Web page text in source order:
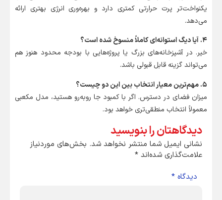
یکنواخت‌تر پرت حرارتی کمتری دارد و بهره‌وری انرژی بهتری ارائه
می‌دهد.
۴. آیا دیگ استوانه‌ای کاملاً منسوخ شده است؟
خیر. در آشپزخانه‌های بزرگ یا پروژه‌هایی با بودجه محدود هنوز هم
می‌تواند گزینه قابل قبولی باشد.
۵. مهم‌ترین معیار انتخاب بین این دو چیست؟
میزان فضای در دسترس. اگر با کمبود جا روبه‌رو هستید، مدل مکعبی
معمولاً انتخاب منطقی‌تری خواهد بود.
دیدگاهتان را بنویسید
نشانی ایمیل شما منتشر نخواهد شد. بخش‌های موردنیاز
علامت‌گذاری شده‌اند *
دیدگاه *